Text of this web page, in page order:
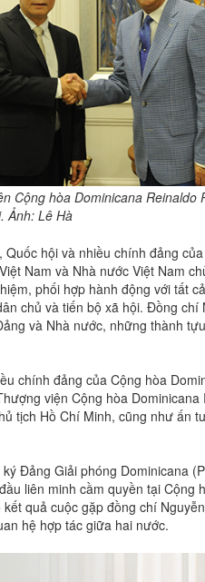
Cộng hòa Dominicana Reinaldo
Ảnh: Lê Hà
hội và nhiều chính đảng
Nam và Nhà nước Việt Nam
phối hợp hành động với tất
chủ và tiến bộ xã hội. Đồng
và Nhà nước, những thành
chính đảng của Cộng hòa
viện Cộng hòa
tịch Hồ Chí Minh, cũng như ấn
Đảng Giải phóng Dominicana
liên minh cầm quyền tại Cộng
quả cuộc gặp đồng chí
hệ hợp tác giữa hai nước.